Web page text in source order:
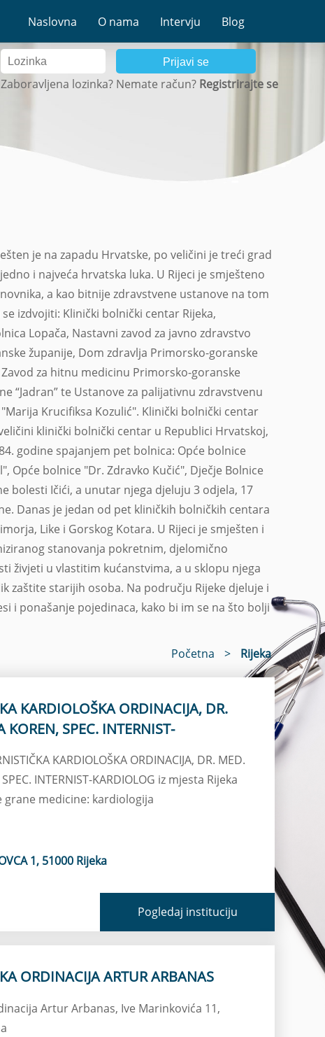
Naslovna O nama Intervju Blog
Zaboravljena lozinka?
Prijavi se
Nemate račun? Registrirajte se
je na zapadu Hrvatske, po veličini je treći grad
i najveća hrvatska luka. U Rijeci je smješteno
a kao bitnije zdravstvene ustanove na tom
izdvojiti: Klinički bolnički centar Rijeka,
Lopača, Nastavni zavod za javno zdravstvo
županije, Dom zdravlja Primorsko-goranske
za hitnu medicinu Primorsko-goranske
“Jadran” te Ustanove za palijativnu zdravstvenu
Krucifiksa Kozulić". Klinički bolnički centar
klinički bolnički centar u Republici Hrvatskoj,
godine spajanjem pet bolnica: Opće bolnice
Opće bolnice "Dr. Zdravko Kučić", Dječje Bolnice
bolesti Ičići, a unutar njega djeluju 3 odjela, 17
Danas je jedan od pet kliničkih bolničkih centara
Like i Gorskog Kotara. U Rijeci je smješten i
stanovanja pokretnim, djelomično
živjeti u vlastitim kućanstvima, a u sklopu njega
zaštite starijih osoba. Na području Rijeke djeluje i
i ponašanje pojedinaca, kako bi im se na što bolji
Početna
> Rijeka
KARDIOLOŠKA ORDINACIJA, DR.
KOREN, SPEC. INTERNIST-
KARDIOLOŠKA ORDINACIJA, DR. MED.
INTERNIST-KARDIOLOG iz mjesta Rijeka
grane medicine: kardiologija
1, 51000 Rijeka
Pogledaj instituciju
ORDINACIJA ARTUR ARBANAS
Artur Arbanas, Ive Marinkovića 11,